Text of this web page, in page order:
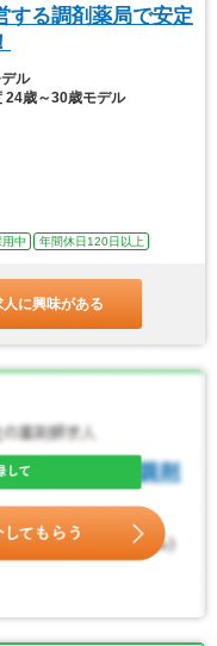
する調剤薬局で安定
ル
24歳～30歳モデル
中 年間休日120日以上
人に興味がある